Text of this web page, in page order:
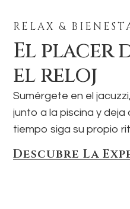
RELAX &
El placer
el reloj
Sumérgete en el
junto a la piscina y deja
tiempo siga su propio
Descubre La